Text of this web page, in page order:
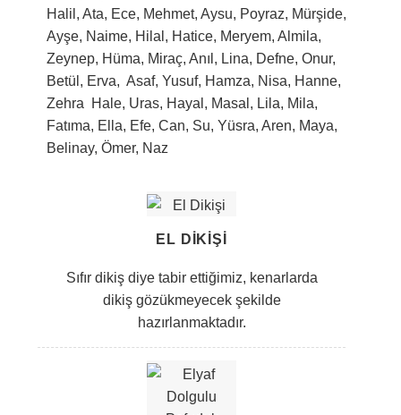
Halil, Ata, Ece, Mehmet, Aysu, Poyraz, Mürşide,
Ayşe, Naime, Hilal, Hatice, Meryem, Almila,
Zeynep, Hüma, Miraç, Anıl, Lina, Defne, Onur,
Betül, Erva, Asaf, Yusuf, Hamza, Nisa, Hanne,
Zehra Hale, Uras, Hayal, Masal, Lila, Mila,
Fatıma, Ella, Efe, Can, Su, Yüsra, Aren, Maya,
Belinay, Ömer, Naz
EL DIKIŞI
Sıfır dikiş diye tabir ettiğimiz, kenarlarda
dikiş gözükmeyecek şekilde
hazırlanmaktadır.